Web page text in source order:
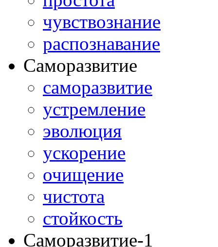
чувствознание
распознавание
Саморазвитие
саморазвитие
устремление
эволюция
ускорение
очищение
чистота
стойкость
Саморазвитие-1